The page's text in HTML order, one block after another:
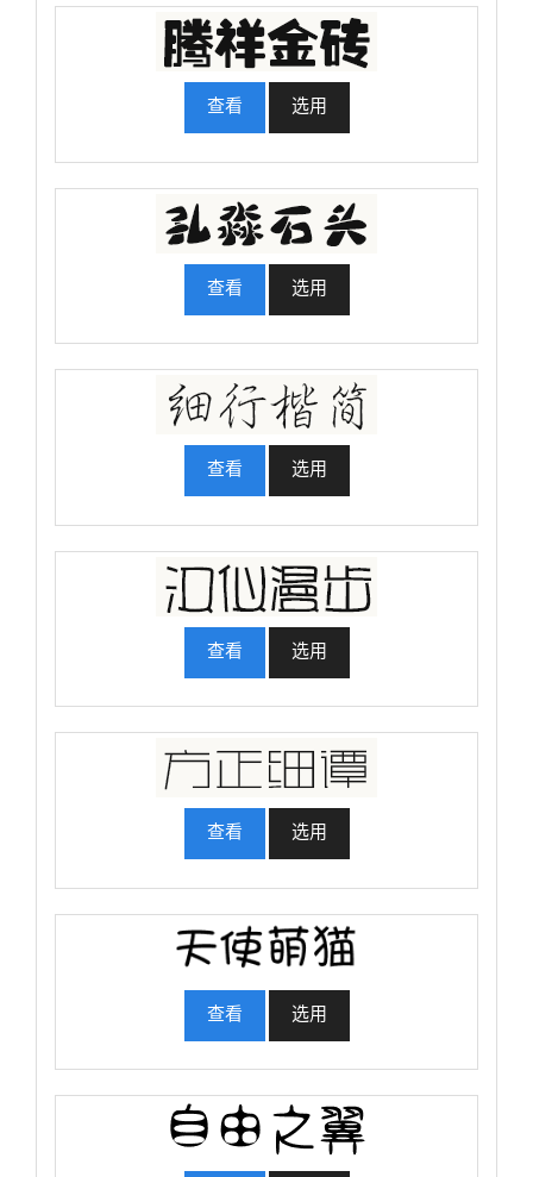
查看 选用
查看 选用
查看 选用
查看 选用
查看 选用
查看 选用